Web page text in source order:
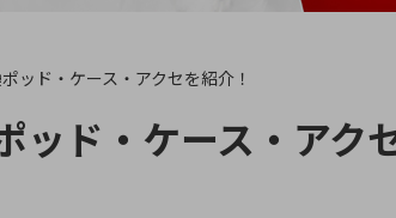
ッド・ケース・アクセを紹介！
ッド・ケース・アク